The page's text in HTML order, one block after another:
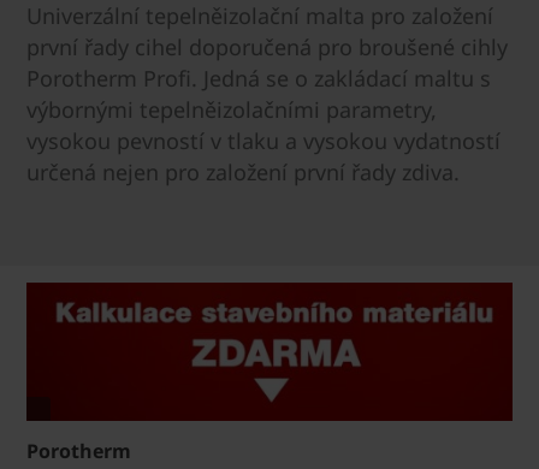
Univerzální tepelněizolační malta pro založení
první řady cihel doporučená pro broušené cihly
Porotherm Profi. Jedná se o zakládací maltu s
výbornými tepelněizolačními parametry,
vysokou pevností v tlaku a vysokou vydatností
určená nejen pro založení první řady zdiva.
Porotherm